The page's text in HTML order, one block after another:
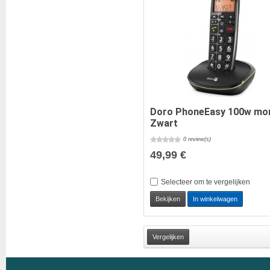
Doro PhoneEasy 100w
Zwart
0 review(s)
49,99 €
Selecteer om te vergelijken
Bekijken In winkelwagen